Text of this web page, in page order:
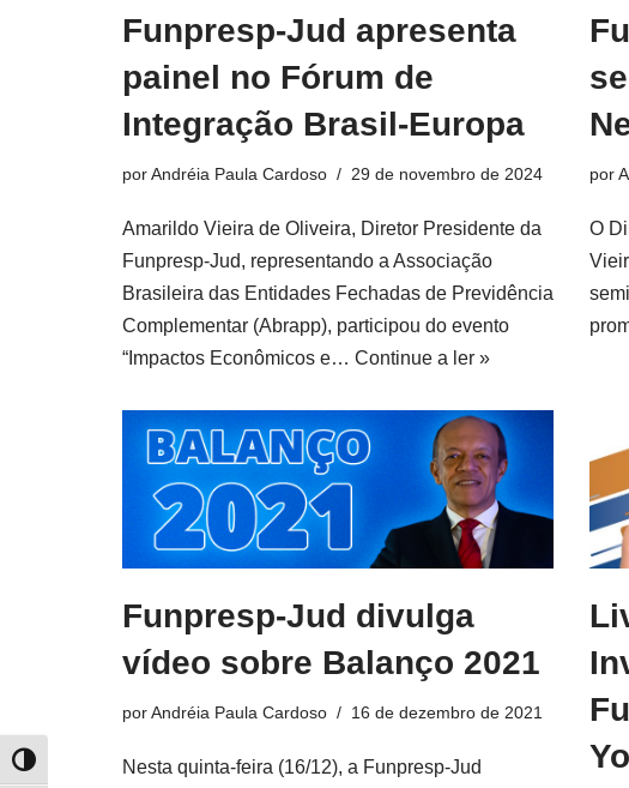
Alternar alto contraste
Funpresp-Jud apresenta
painel no Fórum de
Integração Brasil-Europa
porAndréia Paula Cardoso 29 de novembro de 2024
Amarildo Vieira de Oliveira, Diretor Presidente da
Funpresp-Jud, representando a Associação
Brasileira das Entidades Fechadas de Previdência
Complementar (Abrapp), participou do evento
“Impactos Econômicos e… Continue a ler »
por
O
Funpresp-Jud divulga
vídeo sobre Balanço 2021
porAndréia Paula Cardoso 16 de dezembro de 2021
Nesta quinta-feira (16/12), a Funpresp-Jud